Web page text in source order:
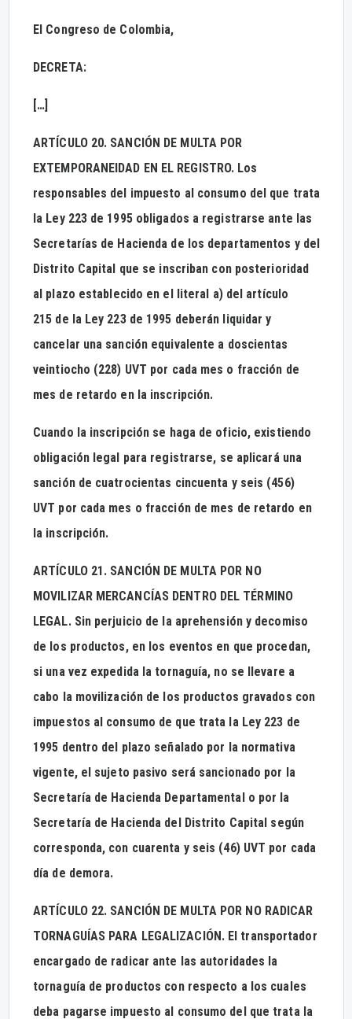
El Congreso de Colombia,
DECRETA:
[…]
ARTÍCULO 20. SANCIÓN DE MULTA POR
EXTEMPORANEIDAD EN EL REGISTRO. Los
responsables del impuesto al consumo del que trata
la Ley 223 de 1995 obligados a registrarse ante las
Secretarías de Hacienda de los departamentos y del
Distrito Capital que se inscriban con posterioridad
al plazo establecido en el literal a) del artículo
215 de la Ley 223 de 1995 deberán liquidar y
cancelar una sanción equivalente a doscientas
veintiocho (228) UVT por cada mes o fracción de
mes de retardo en la inscripción.
Cuando la inscripción se haga de oficio, existiendo
obligación legal para registrarse, se aplicará una
sanción de cuatrocientas cincuenta y seis (456)
UVT por cada mes o fracción de mes de retardo en
la inscripción.
ARTÍCULO 21. SANCIÓN DE MULTA POR NO
MOVILIZAR MERCANCÍAS DENTRO DEL TÉRMINO
LEGAL. Sin perjuicio de la aprehensión y decomiso
de los productos, en los eventos en que procedan,
si una vez expedida la tornaguía, no se llevare a
cabo la movilización de los productos gravados con
impuestos al consumo de que trata la Ley 223 de
1995 dentro del plazo señalado por la normativa
vigente, el sujeto pasivo será sancionado por la
Secretaría de Hacienda Departamental o por la
Secretaría de Hacienda del Distrito Capital según
corresponda, con cuarenta y seis (46) UVT por cada
día de demora.
ARTÍCULO 22. SANCIÓN DE MULTA POR NO RADICAR
TORNAGUÍAS PARA LEGALIZACIÓN. El transportador
encargado de radicar ante las autoridades la
tornaguía de productos con respecto a los cuales
deba pagarse impuesto al consumo del que trata la